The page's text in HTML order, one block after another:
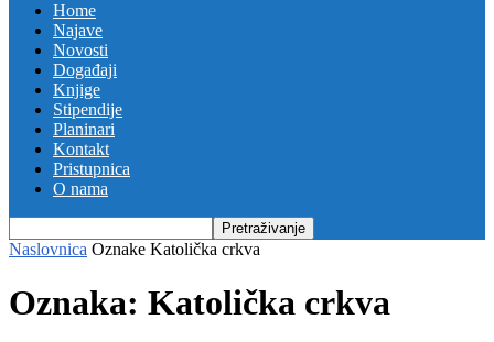
Home
Najave
Novosti
Događaji
Knjige
Stipendije
Planinari
Kontakt
Pristupnica
O nama
Naslovnica Oznake Katolička crkva
Oznaka: Katolička crkva